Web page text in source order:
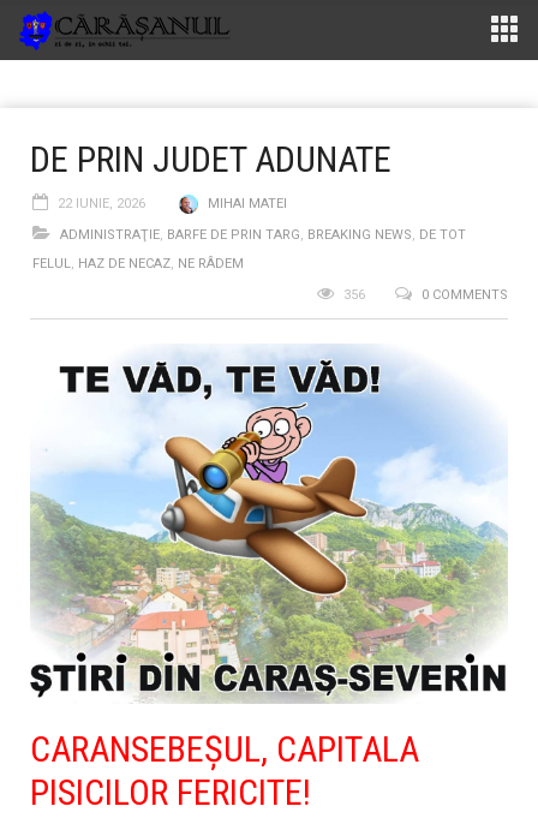
DE PRIN JUDET ADUNATE
22 IUNIE, 2026
MIHAI MATEI
ADMINISTRAŢIE, BARFE DE PRIN TARG, BREAKING NEWS, DE TOT
FELUL, HAZ DE NECAZ, NE RÂDEM
0 COMMENTS
356
CARANSEBEȘUL, CAPITALA
PISICILOR FERICITE!